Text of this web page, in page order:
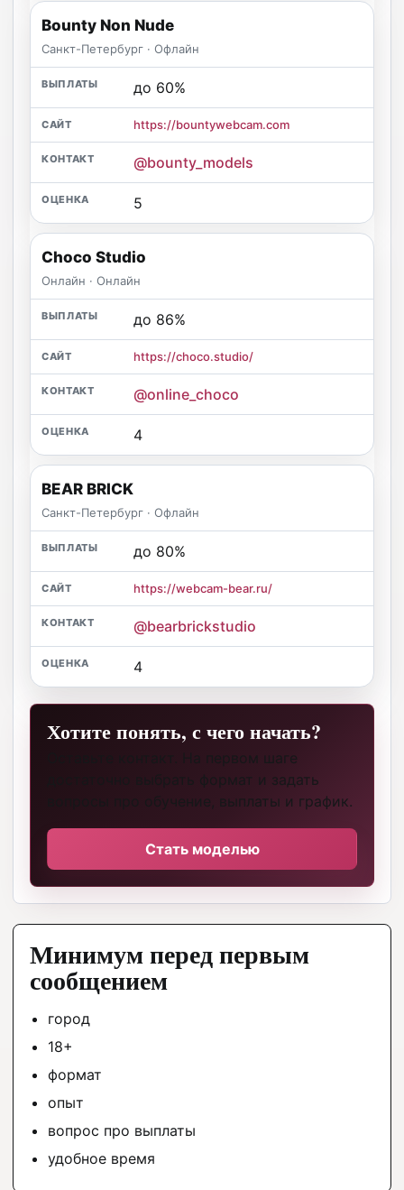
Bounty Non Nude
Санкт-Петербург · Офлайн
до 60%
https://bountywebcam.com
@bounty_models
5
Choco Studio
Онлайн · Онлайн
до 86%
https://choco.studio/
@online_choco
4
BEAR BRICK
Санкт-Петербург · Офлайн
до 80%
https://webcam-bear.ru/
@bearbrickstudio
4
Хотите понять, с чего начать?
Оставьте контакт. На первом шаге
достаточно выбрать формат и задать
вопросы про обучение, выплаты и график.
Стать моделью
Минимум перед первым
сообщением
город
18+
формат
опыт
вопрос про выплаты
удобное время